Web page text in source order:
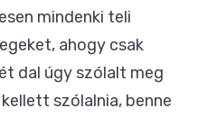
mindenki teli
ahogy csak
dal úgy szólalt meg
szólalnia, benne